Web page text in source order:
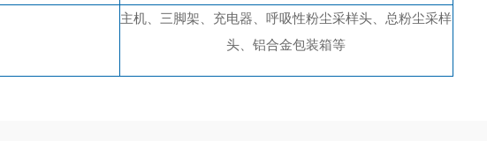
主机、 三脚架、充电器、呼吸性粉尘采样头、总粉尘采样
头、铝合金包装箱等